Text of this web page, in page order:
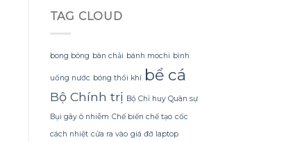
bản
TAG CLOUD
bong bóng bàn chải bánh mochi bình
uống nước bóng thổi khí bể cá
Bộ Chính trị Bộ Chỉ huy Quân sự
Bụi gây ô nhiễm Chế biến chế tạo cốc
cách nhiệt cửa ra vào giá đỡ laptop